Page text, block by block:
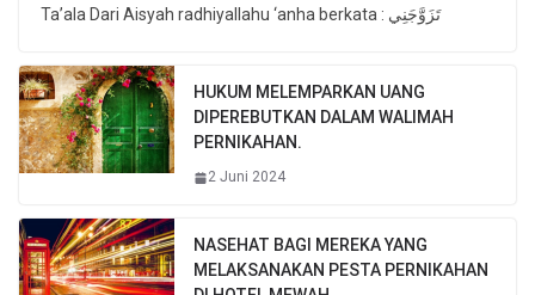
Ta’ala Dari Aisyah radhiyallahu ‘anha berkata : تَزَوَّجَنِي
HUKUM MELEMPARKAN UANG
DIPEREBUTKAN DALAM WALIMAH
PERNIKAHAN.
2 Juni 2024
NASEHAT BAGI MEREKA YANG
MELAKSANAKAN PESTA PERNIKAHAN